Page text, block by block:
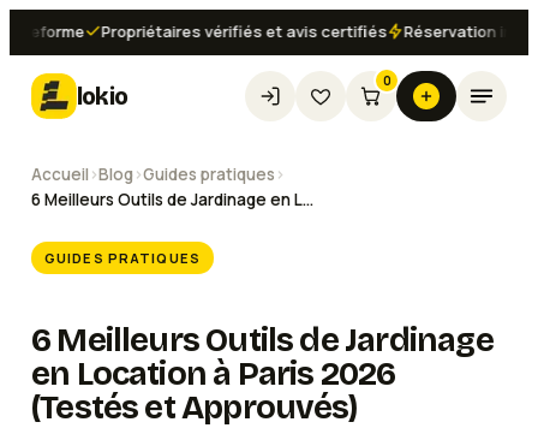
Propriétaires vérifiés et avis certifiés Réservation
lokio
0
Accueil ›Blog›Guides pratiques ›
6 Meilleurs Outils de Jardinage en Location à Paris 2026 (Testés et Approuvés)
GUIDES PRATIQUES
6 Meilleurs Outils de Jardinage
en Location à Paris 2026
(Testés et Approuvés)